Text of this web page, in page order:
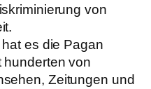
von
es die Pagan
hunderten von
Zeitungen und